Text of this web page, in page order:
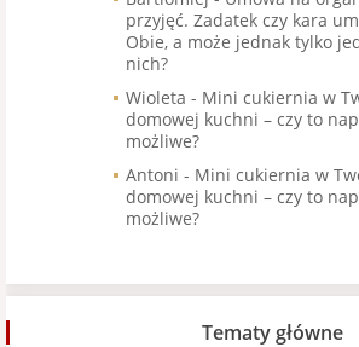
przyjęć. Zadatek czy kara
Obie, a może jednak tylko
nich?
Wioleta - Mini cukiernia w
domowej kuchni – czy to
możliwe?
Antoni - Mini cukiernia w
domowej kuchni – czy to
możliwe?
Tematy główne